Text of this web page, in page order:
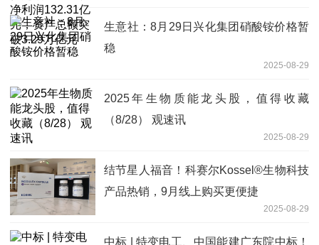
生意社：8月29日兴化集团硝酸铵价格暂
稳
2025-08-29
2025年生物质能龙头股，值得收藏
（8/28） 观速讯
2025-08-29
结节星人福音！科赛尔Kossel®生物科技
产品热销，9月线上购买更便捷
2025-08-29
中标 | 特变电工、中国能建广东院中标！